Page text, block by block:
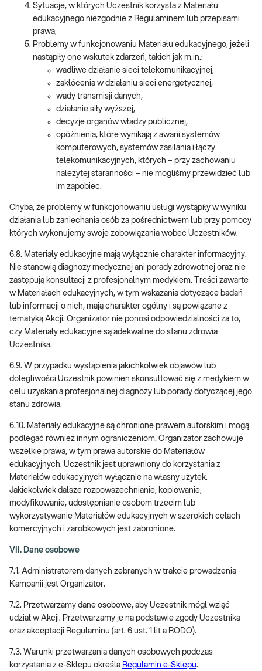
Sytuacje, w których Uczestnik korzysta z Materiału
edukacyjnego niezgodnie z Regulaminem lub przepisami
prawa,
Problemy w funkcjonowaniu Materiału edukacyjnego, jeżeli
nastąpiły one wskutek zdarzeń, takich jak m.in.:
wadliwe działanie sieci telekomunikacyjnej,
zakłócenia w działaniu sieci energetycznej,
wady transmisji danych,
działanie siły wyższej,
decyzje organów władzy publicznej,
opóźnienia, które wynikają z awarii systemów
komputerowych, systemów zasilania i łączy
telekomunikacyjnych, których – przy zachowaniu
należytej staranności – nie mogliśmy przewidzieć lub
im zapobiec.
Chyba, że problemy w funkcjonowaniu usługi wystąpiły w wyniku
działania lub zaniechania osób za pośrednictwem lub przy pomocy
których wykonujemy swoje zobowiązania wobec Uczestników.
6.8. Materiały edukacyjne mają wyłącznie charakter informacyjny.
Nie stanowią diagnozy medycznej ani porady zdrowotnej oraz nie
zastępują konsultacji z profesjonalnym medykiem. Treści zawarte
w Materiałach edukacyjnych, w tym wskazania dotyczące badań
lub informacji o nich, mają charakter ogólny i są powiązane z
tematyką Akcji. Organizator nie ponosi odpowiedzialności za to,
czy Materiały edukacyjne są adekwatne do stanu zdrowia
Uczestnika.
6.9. W przypadku wystąpienia jakichkolwiek objawów lub
dolegliwości Uczestnik powinien skonsultować się z medykiem w
celu uzyskania profesjonalnej diagnozy lub porady dotyczącej jego
stanu zdrowia.
6.10. Materiały edukacyjne są chronione prawem autorskim i mogą
podlegać również innym ograniczeniom. Organizator zachowuje
wszelkie prawa, w tym prawa autorskie do Materiałów
edukacyjnych. Uczestnik jest uprawniony do korzystania z
Materiałów edukacyjnych wyłącznie na własny użytek.
Jakiekolwiek dalsze rozpowszechnianie, kopiowanie,
modyfikowanie, udostępnianie osobom trzecim lub
wykorzystywanie Materiałów edukacyjnych w szerokich celach
komercyjnych i zarobkowych jest zabronione.
VII. Dane osobowe
7.1. Administratorem danych zebranych w trakcie prowadzenia
Kampanii jest Organizator.
7.2. Przetwarzamy dane osobowe, aby Uczestnik mógł wziąć
udział w Akcji. Przetwarzamy je na podstawie zgody Uczestnika
oraz akceptacji Regulaminu (art. 6 ust. 1 lit a RODO).
7.3. Warunki przetwarzania danych osobowych podczas
korzystania z e-Sklepu określa Regulamin e-Sklepu.